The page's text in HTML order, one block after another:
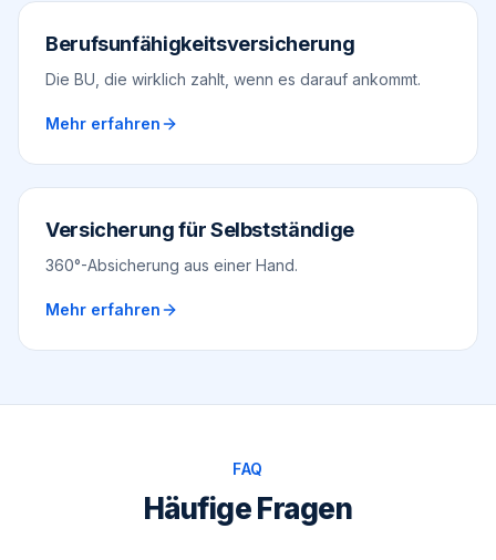
Berufsunfähigkeitsversicherung
Die BU, die wirklich zahlt, wenn es darauf ankommt.
Mehr erfahren
Versicherung für Selbstständige
360°-Absicherung aus einer Hand.
Mehr erfahren
FAQ
Häufige Fragen